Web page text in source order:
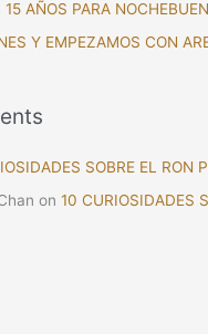
AÑOS PARA
Y EMPEZAMOS CON
SOBRE EL RON
on10 CURIOSIDADES